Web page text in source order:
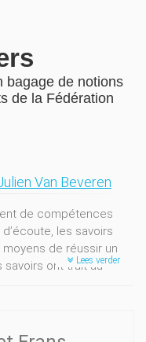
bagage de notions
de la Fédération
Van Beveren
de compétences
les savoirs
de réussir un
savoirs ont trait au
ou dans celle du
Lees verder